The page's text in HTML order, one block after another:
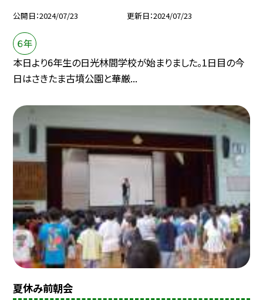
公開日 2024/07/23 更新日 2024/07/23
６年
本日より6年生の日光林間学校が始まりました。1日目の今
日はさきたま古墳公園と華厳...
夏休み前朝会